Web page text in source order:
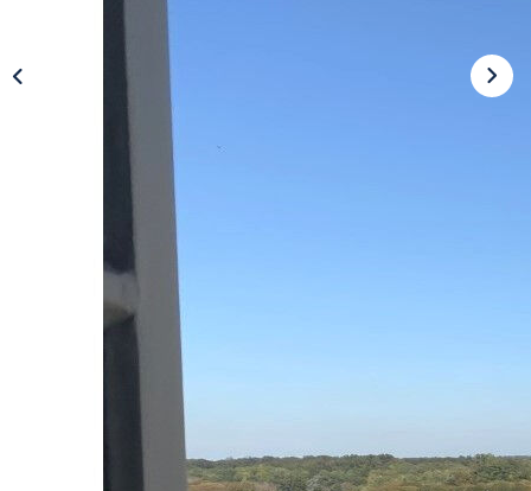
Dans immeuble ancien de qualité, Appartement de
100,26m², Séjour (parquet) avec vue imprenable sur le